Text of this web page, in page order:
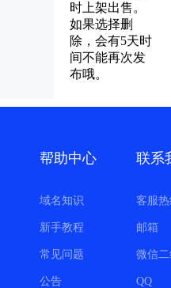
时上架出售。
如果选择删
除，会有5天时
间不能再次发
布哦。
帮助中心
域名知识
新手教程
常见问题
公告
联系
客服
邮箱
微信
QQ